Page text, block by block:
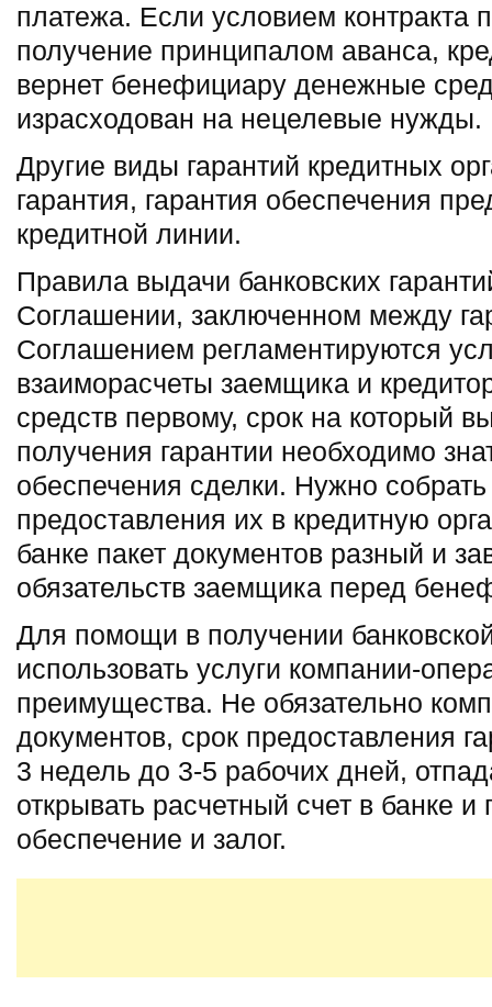
платежа. Если условием контракта
получение принципалом аванса,
вернет бенефициару денежные
израсходован на нецелевые нужды.
Другие виды гарантий кредитных
гарантия, гарантия обеспечения
кредитной линии.
Правила выдачи банковских
Соглашении, заключенном между
Соглашением регламентируются
взаиморасчеты заемщика и
средств первому, срок на который
получения гарантии необходимо
обеспечения сделки. Нужно
предоставления их в кредитную
банке пакет документов разный и
обязательств заемщика перед
Для помощи в получении
использовать услуги компании-
преимущества. Не обязательно
документов, срок предоставления
3 недель до 3-5 рабочих дней,
открывать расчетный счет в банке и
обеспечение и залог.